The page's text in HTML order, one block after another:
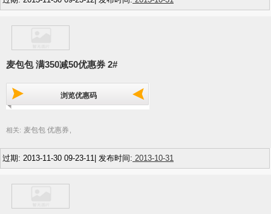
麦包包 满350减50优惠券 2#
浏览优惠码
相关: 麦包包 优惠券
过期: 2013-11-30 09-23-11| 发布时间: 2013-10-31